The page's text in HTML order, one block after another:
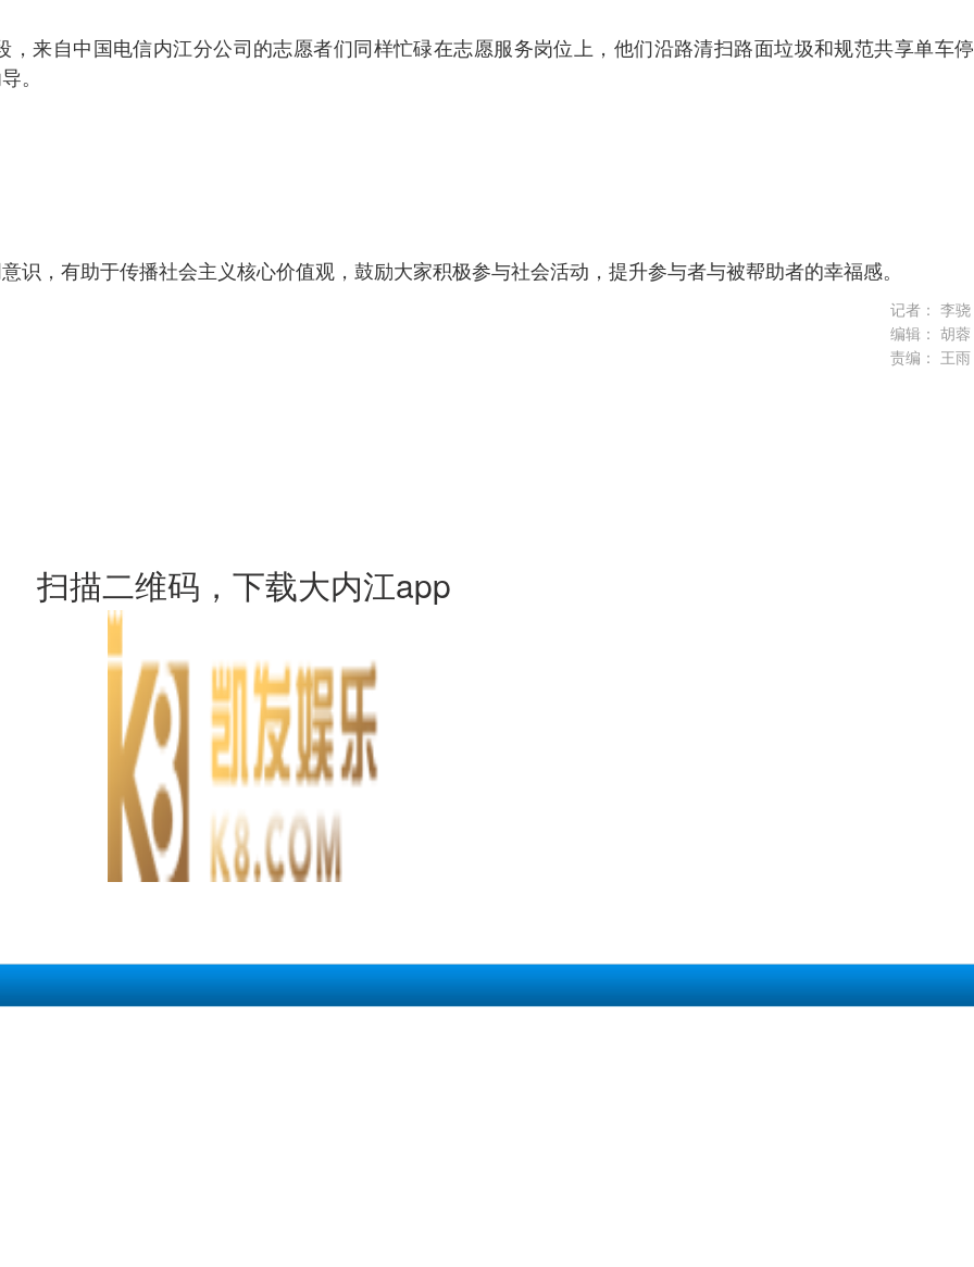
来自中国电信内江分公司的志愿者们同样忙碌在志愿服务岗位上，他们沿路清扫路面垃圾和规范共享单车停
。
识，有助于传播社会主义核心价值观，鼓励大家积极参与社会活动，提升参与者与被帮助者的幸福感。
记者： 李骁
编辑： 胡蓉
责编： 王雨
扫描二维码，下载大内江app